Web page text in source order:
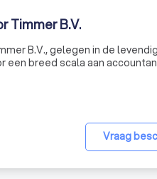
Timmer B.V.
B.V., gelegen in de
een breed scala aan
Vraag